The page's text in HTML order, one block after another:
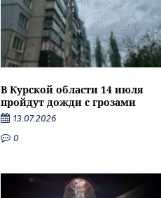
В Курской области 14 июля
пройдут дожди с грозами
13.07.2026
0